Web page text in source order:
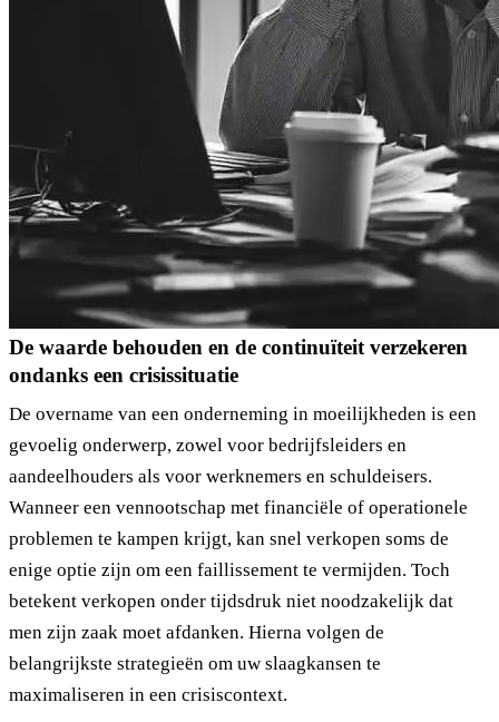
De waarde behouden en de continuïteit verzekeren
ondanks een crisissituatie
De overname van een onderneming in moeilijkheden is een
gevoelig onderwerp, zowel voor bedrijfsleiders en
aandeelhouders als voor werknemers en schuldeisers.
Wanneer een vennootschap met financiële of operationele
problemen te kampen krijgt, kan snel verkopen soms de
enige optie zijn om een faillissement te vermijden. Toch
betekent verkopen onder tijdsdruk niet noodzakelijk dat
men zijn zaak moet afdanken. Hierna volgen de
belangrijkste strategieën om uw slaagkansen te
maximaliseren in een crisiscontext.